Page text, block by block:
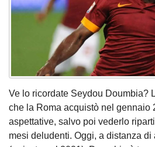
Ve lo ricordate Seydou Doumbia?
che la Roma acquistò nel gennaio
aspettative, salvo poi vederlo
mesi deludenti. Oggi, a distanza di